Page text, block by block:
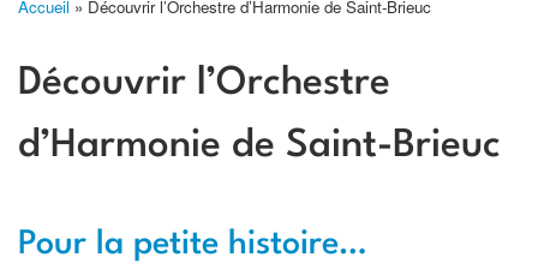
Accueil » Découvrir l’Orchestre d’Harmonie de Saint-Brieuc
Découvrir l’Orchestre
d’Harmonie de Saint-Brieuc
Pour la petite histoire…